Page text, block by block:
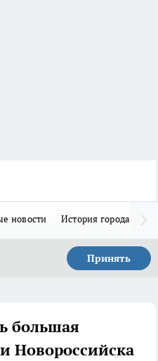
новости История города Н
Принять
большая
Новороссийска